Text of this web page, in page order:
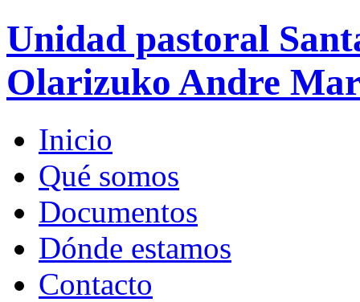
Unidad pastoral
Olarizuko Andre
Inicio
Qué somos
Documentos
Dónde estamos
Contacto